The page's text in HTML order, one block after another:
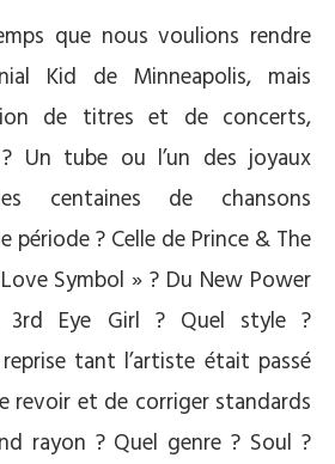
que nous voulions rendre
Kid de Minneapolis, mais
de titres et de concerts,
Un tube ou l’un des joyaux
centaines de chansons
période ? Celle de Prince & The
Symbol » ? Du New Power
3rd Eye Girl ? Quel style ?
tant l’artiste était passé
revoir et de corriger standards
rayon ? Quel genre ? Soul ?